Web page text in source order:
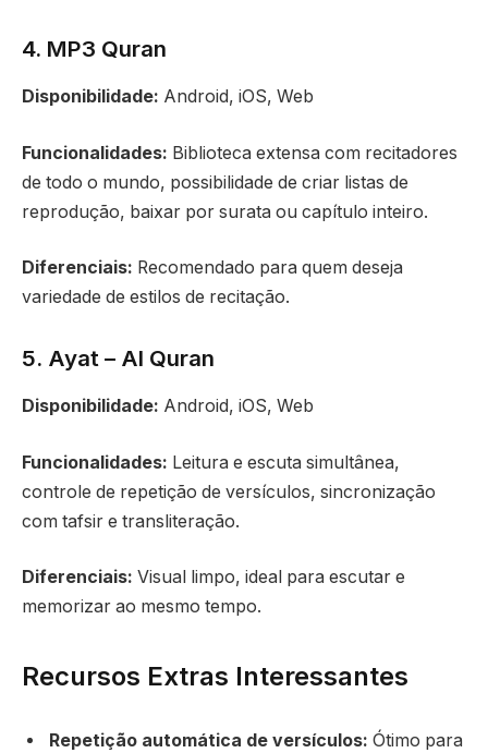
4. MP3 Quran
Disponibilidade: Android, iOS, Web
Funcionalidades: Biblioteca extensa com recitadores
de todo o mundo, possibilidade de criar listas de
reprodução, baixar por surata ou capítulo inteiro.
Diferenciais: Recomendado para quem deseja
variedade de estilos de recitação.
5. Ayat – Al Quran
Disponibilidade: Android, iOS, Web
Funcionalidades: Leitura e escuta simultânea,
controle de repetição de versículos, sincronização
com tafsir e transliteração.
Diferenciais: Visual limpo, ideal para escutar e
memorizar ao mesmo tempo.
Recursos Extras Interessantes
Repetição automática de versículos: Ótimo para